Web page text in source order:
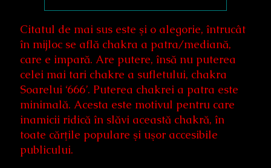
Citatul de mai sus este şi o alegorie, întrucât
în mijloc se află chakra a patra/mediană,
care e impară. Are putere, însă nu puterea
celei mai tari chakre a sufletului, chakra
Soarelui ‘666’. Puterea chakrei a patra este
minimală. Acesta este motivul pentru care
inamicii ridică în slăvi această chakră, în
toate cărţile populare şi uşor accesibile
publicului.